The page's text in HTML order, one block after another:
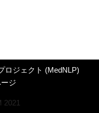
ロジェクト (MedNLP)
ジ
2021